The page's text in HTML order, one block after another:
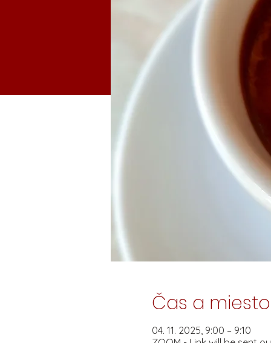
Čas a miesto
04. 11. 2025, 9:00 – 9:10